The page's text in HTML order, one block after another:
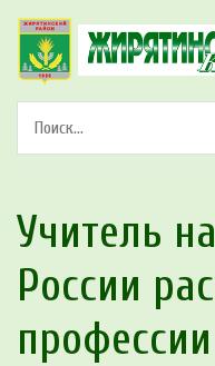
Учитель
России